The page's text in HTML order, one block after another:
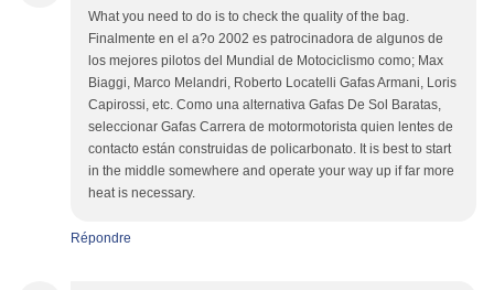
What you need to do is to check the quality of the bag.
Finalmente en el a?o 2002 es patrocinadora de algunos de
los mejores pilotos del Mundial de Motociclismo como; Max
Biaggi, Marco Melandri, Roberto Locatelli Gafas Armani, Loris
Capirossi, etc. Como una alternativa Gafas De Sol Baratas,
seleccionar Gafas Carrera de motormotorista quien lentes de
contacto están construidas de policarbonato. It is best to start
in the middle somewhere and operate your way up if far more
heat is necessary.
Répondre